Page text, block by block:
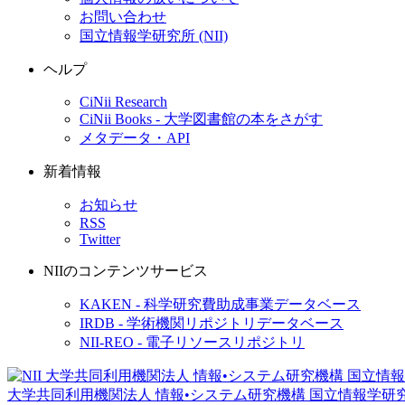
お問い合わせ
国立情報学研究所 (NII)
ヘルプ
CiNii Research
CiNii Books - 大学図書館の本をさがす
メタデータ・API
新着情報
お知らせ
RSS
Twitter
NIIのコンテンツサービス
KAKEN - 科学研究費助成事業データベース
IRDB - 学術機関リポジトリデータベース
NII-REO - 電子リソースリポジトリ
大学共同利用機関法人 情報•システム研究機構 国立情報学研